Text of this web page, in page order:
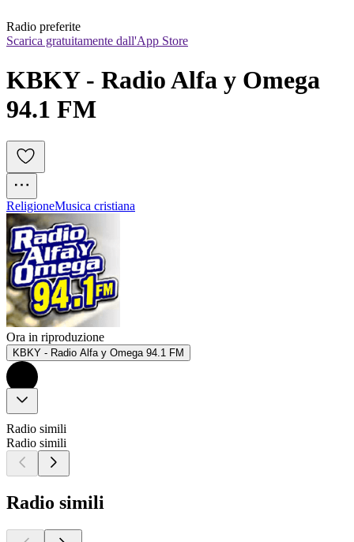
Radio preferite
Scarica gratuitamente dall'App Store
KBKY - Radio Alfa y Omega
94.1 FM
ReligioneMusica cristiana
Ora in riproduzione
KBKY - Radio Alfa y Omega 94.1 FM
Radio simili
Radio simili
Radio simili